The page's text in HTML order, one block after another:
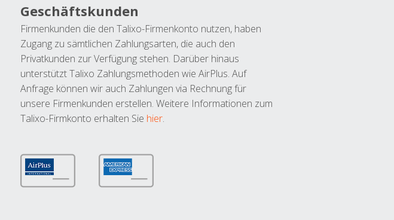
Geschäftskunden
Firmenkunden die den Talixo-Firmenkonto nutzen, haben
Zugang zu sämtlichen Zahlungsarten, die auch den
Privatkunden zur Verfügung stehen. Darüber hinaus
unterstützt Talixo Zahlungsmethoden wie AirPlus. Auf
Anfrage können wir auch Zahlungen via Rechnung für
unsere Firmenkunden erstellen. Weitere Informationen zum
Talixo-Firmkonto erhalten Sie hier.